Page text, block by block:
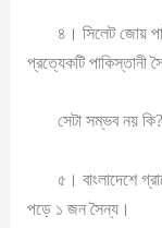
৪। সিলেট জোয়
প্রত্যেকটি পাকিস্তানী
সেটা সম্ভব নয় কি?
৫। বাংলাদেশে
পড়ে ১ জন সৈন্য।